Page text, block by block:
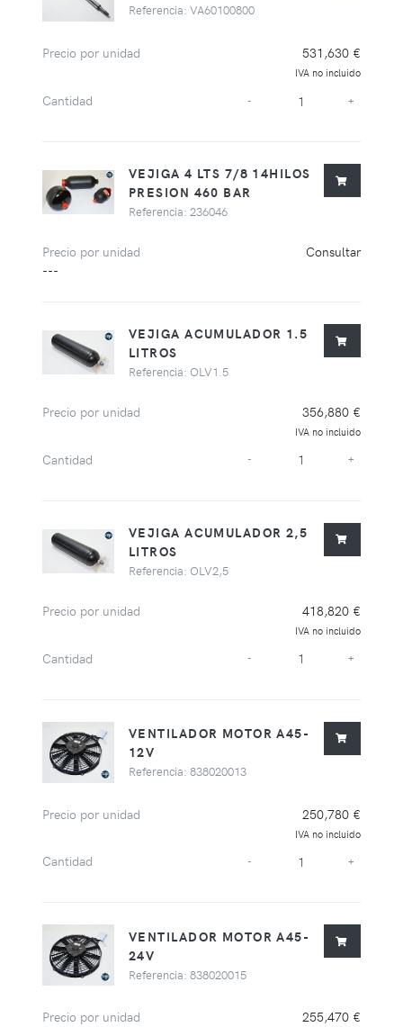
Referencia: VA60100800
Precio por unidad 531,630 €
IVA no incluido
Cantidad - +
VEJIGA 4 LTS 7/8 14HILOS
PRESION 460 BAR
Referencia: 236046
Precio por unidad
Consultar
---
VEJIGA ACUMULADOR 1.5
LITROS
Referencia: OLV1.5
Precio por unidad 356,880 €
IVA no incluido
Cantidad - +
VEJIGA ACUMULADOR 2,5
LITROS
Referencia: OLV2,5
Precio por unidad 418,820 €
IVA no incluido
Cantidad - +
VENTILADOR MOTOR A45-
12V
Referencia: 838020013
Precio por unidad 250,780 €
IVA no incluido
Cantidad - +
VENTILADOR MOTOR A45-
24V
Referencia: 838020015
Precio por unidad 255,470 €